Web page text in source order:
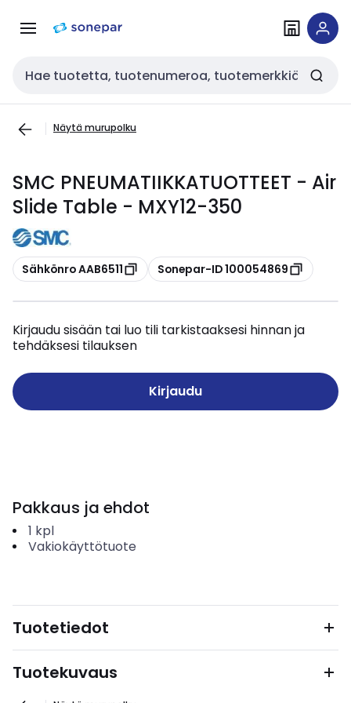
navigointiinsisältöön
Haku
Näytä murupolku
SMC PNEUMATIIKKATUOTTEET - Air
Slide Table - MXY12-350
Kopioi
Sähkönro AAB6511 Kopioi
Sonepar-ID 100054869
Kirjaudu sisään tai luo tili tarkistaaksesi hinnan ja
tehdäksesi tilauksen
Kirjaudu
Pakkaus ja ehdot
1 kpl
Vakiokäyttötuote
Tuotetiedot
Tuotekuvaus